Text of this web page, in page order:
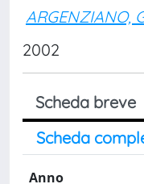
ARGENZIANO,
2002
Scheda breve
Scheda
Anno